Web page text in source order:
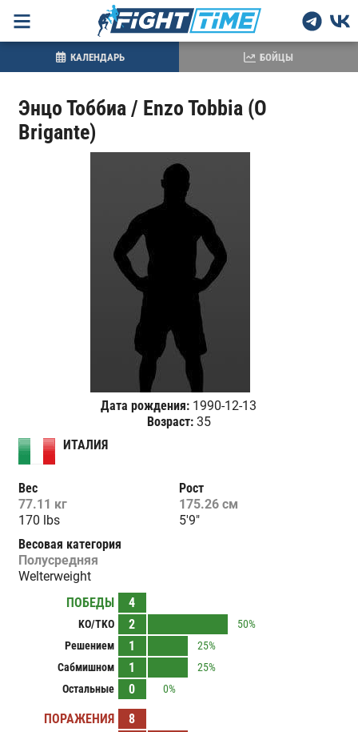
Энцо Тоббиа / Enzo Tobbia (O
Brigante)
Дата рождения: 1990-12-13
Возраст:35
ИТАЛИЯ
Вес
77.11 кг
170 lbs
Рост
175.26 см
5'9"
Весовая категория
Полусредняя
Welterweight
ПОБЕДЫ
4
KO/TKO 2
50%
Решением
1
25%
Сабмишном
1
25%
Остальные
0 0%
ПОРАЖЕНИЯ 8
КАЛЕНДАРЬ БОЙЦЫ